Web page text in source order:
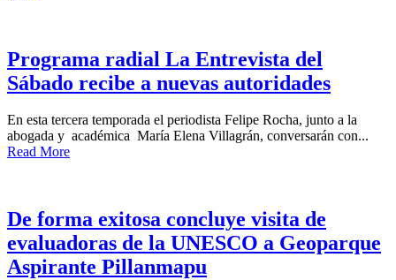
Programa radial La Entrevista del
Sábado recibe a nuevas autoridades
En esta tercera temporada el periodista Felipe Rocha, junto a la
abogada y académica María Elena Villagrán, conversarán con...
Read More
De forma exitosa concluye visita de
evaluadoras de la UNESCO a Geoparque
Aspirante Pillanmapu